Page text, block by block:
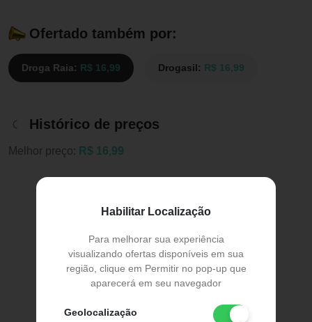
Habilitar Localização
Para melhorar sua experiência
visualizando ofertas disponíveis em sua
região, clique em Permitir no pop-up que
aparecerá em seu navegador
Geolocalização
Ofertado também por:
Droga Raia: R$ 16,99 Drogasil: R$ 16,99
Histórico de preços
Melhor preço: R$ 16,99